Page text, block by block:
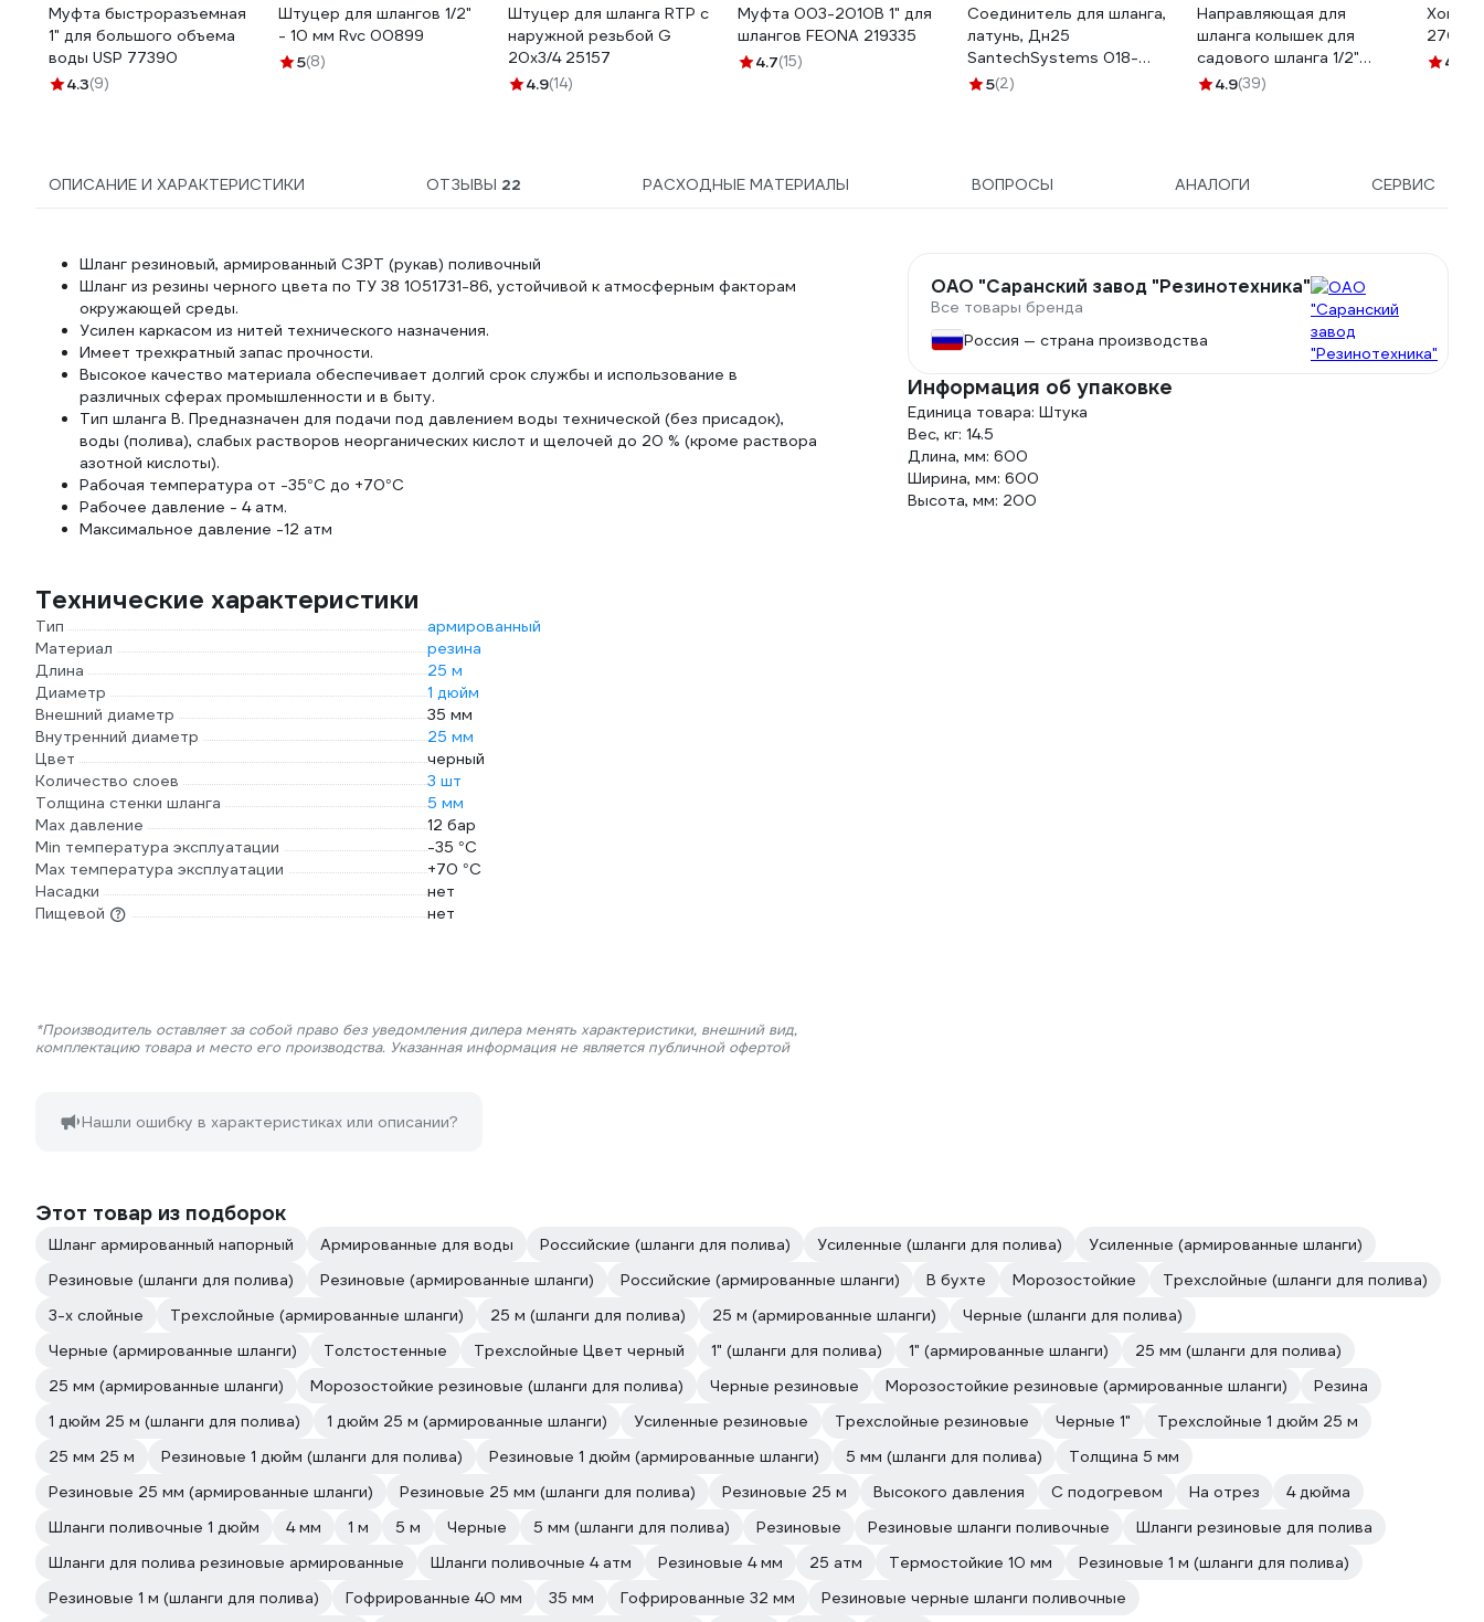
Муфта быстроразъемная
1" для большого объема
воды USP 77390
4.3(9)
Штуцер для шлангов 1/2"
- 10 мм Rvc 00899
5(8)
Штуцер для шланга RTP с
наружной резьбой G
20х3/4 25157
4.9(14)
Муфта 003-2010B 1" для
шлангов FEONA 219335
4.7(15)
Соединитель для шланга,
латунь, Дн25
SantechSystems 018-
2883
5(2)
Направляющая для
шланга колышек для
садового шланга 1/2"
MasterProf ДС.070921
4.9(39)
Хомут
270/9
4.6
ОПИСАНИЕ И ХАРАКТЕРИСТИКИ ОТЗЫВЫ 22 РАСХОДНЫЕ МАТЕРИАЛЫ ВОПРОСЫ АНАЛОГИ СЕРВИС
Шланг резиновый, армированный СЗРТ (рукав) поливочный
Шланг из резины черного цвета по ТУ 38 1051731-86, устойчивой к атмосферным факторам
окружающей среды.
Усилен каркасом из нитей технического назначения.
Имеет трехкратный запас прочности.
Высокое качество материала обеспечивает долгий срок службы и использование в
различных сферах промышленности и в быту.
Тип шланга В. Предназначен для подачи под давлением воды технической (без присадок),
воды (полива), слабых растворов неорганических кислот и щелочей до 20 % (кроме раствора
азотной кислоты).
Рабочая температура от -35°С до +70°С
Рабочее давление - 4 атм.
Максимальное давление -12 атм
Технические характеристики
Тип
армированный
Материал
резина
Длина
25 м
Диаметр
1 дюйм
Внешний диаметр
35 мм
Внутренний диаметр
25 мм
Цвет
черный
Количество слоев
3 шт
Толщина стенки шланга
5 мм
Max давление
12 бар
Min температура эксплуатации
-35 °С
Мах температура эксплуатации
+70 °С
Насадки
нет
Пищевой
нет
*Производитель оставляет за собой право без уведомления дилера менять характеристики, внешний вид,
комплектацию товара и место его производства. Указанная информация не является публичной офертой
Нашли ошибку в характеристиках или описании?
ОАО "Саранский завод "Резинотехника"
Все товары бренда
Россия — страна производства
Информация об упаковке
Единица товара: Штука
Вес, кг: 14.5
Длина, мм: 600
Ширина, мм: 600
Высота, мм: 200
Этот товар из подборок
Шланг армированный напорный Армированные для воды Российские (шланги для полива) Усиленные (шланги для полива)
Усиленные (армированные шланги)
Резиновые (шланги для полива)
Резиновые (армированные шланги) Российские (армированные шланги) В бухте Морозостойкие
Трехслойные (шланги для полива)
3-х слойные
Трехслойные (армированные шланги) 25 м (шланги для полива) 25 м (армированные шланги)
Черные (шланги для полива)
Черные (армированные шланги)
Толстостенные Трехслойные Цвет черный 1" (шланги для полива) 1" (армированные шланги)
25 мм (шланги для полива)
25 мм (армированные шланги)
Морозостойкие резиновые (шланги для полива) Черные резиновые Морозостойкие резиновые (армированные шланги)
Резина
1 дюйм 25 м (шланги для полива)
1 дюйм 25 м (армированные шланги) Усиленные резиновые Трехслойные резиновые Черные 1"
Трехслойные 1 дюйм 25 м
25 мм 25 м
Резиновые 1 дюйм (шланги для полива) Резиновые 1 дюйм (армированные шланги) 5 мм (шланги для полива)
Толщина 5 мм
Резиновые 25 мм (армированные шланги)
Резиновые 25 мм (шланги для полива) Резиновые 25 м Высокого давления С подогревом На отрез
4 дюйма
Шланги поливочные 1 дюйм
4 мм 1 м 5 м Черные 5 мм (шланги для полива) Резиновые Резиновые шланги поливочные
Шланги резиновые для полива
Шланги для полива резиновые армированные
Шланги поливочные 4 атм Резиновые 4 мм 25 атм Термостойкие 10 мм
Резиновые 1 м (шланги для полива)
Резиновые 1 м (шланги для полива)
Гофрированные 40 мм 35 мм Гофрированные 32 мм
Резиновые черные шланги поливочные